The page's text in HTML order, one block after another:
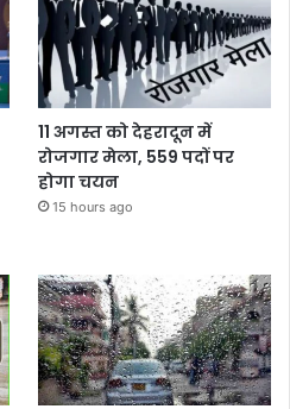
11 अगस्त को देहरादून में
रोजगार मेला, 559 पदों पर
होगा चयन
15 hours ago